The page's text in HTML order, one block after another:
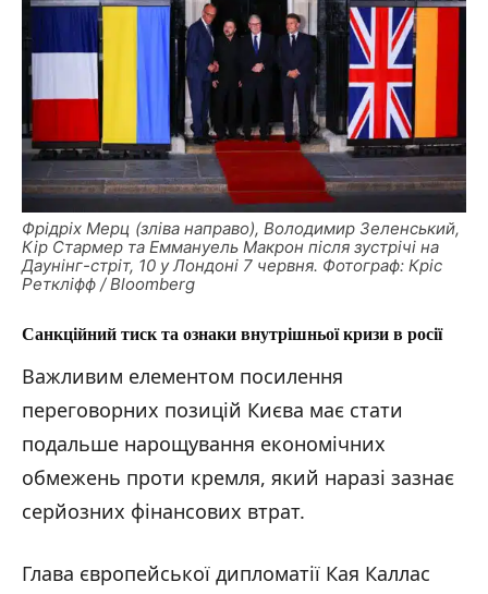
Фрідріх Мерц (зліва направо), Володимир Зеленський,
Кір Стармер та Еммануель Макрон після зустрічі на
Даунінг-стріт, 10 у Лондоні 7 червня. Фотограф: Кріс
Реткліфф / Bloomberg
Санкційний тиск та ознаки внутрішньої кризи в росії
Важливим елементом посилення
переговорних позицій Києва має стати
подальше нарощування економічних
обмежень проти кремля, який наразі зазнає
серйозних фінансових втрат.
Глава європейської дипломатії Кая Каллас